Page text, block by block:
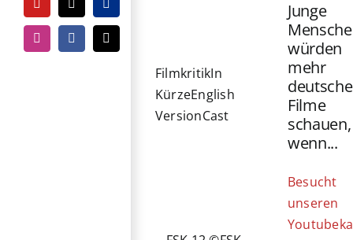
YouTubeTiktokPayPal
InstagramFacebook
E-
Mail
FilmkritikIn
KürzeEnglish
VersionCast
Junge
würden
mehr
deutsche
Filme
schauen,
wenn...
Besucht
unseren